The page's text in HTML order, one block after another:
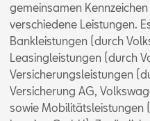
gemeinsamen
verschiedene Leistungen.
Bankleistungen (durch
Leasingleistungen (durch
Versicherungsleistungen
Versicherung AG,
sowie Mobilitätsleistungen